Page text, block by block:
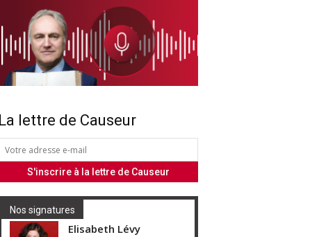
La lettre de Causeur
Nos signatures
Elisabeth Lévy